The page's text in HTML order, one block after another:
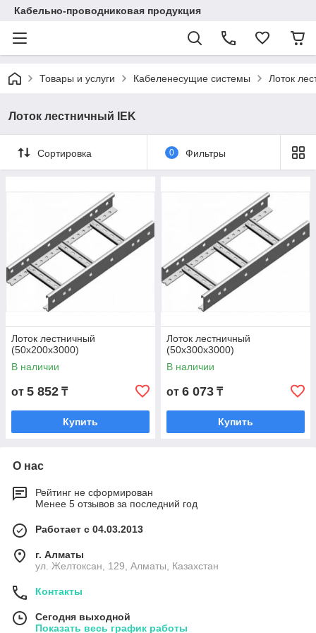
Кабельно-проводниковая продукция
Товары и услуги Кабеленесущие системы Лоток
Лоток лестничный IEK
Сортировка 0 Фильтры
Лоток лестничный
(50х200х3000)
В наличии
от 5 852 ₸
Купить
Лоток лестничный
(50х300х3000)
В наличии
от 6 073 ₸
Купить
О нас
Рейтинг не сформирован
Менее 5 отзывов за последний год
Работает с 04.03.2013
г. Алматы
ул. Желтоксан, 129, Алматы, Казахстан
Контакты
Сегодня выходной
Показать весь график работы